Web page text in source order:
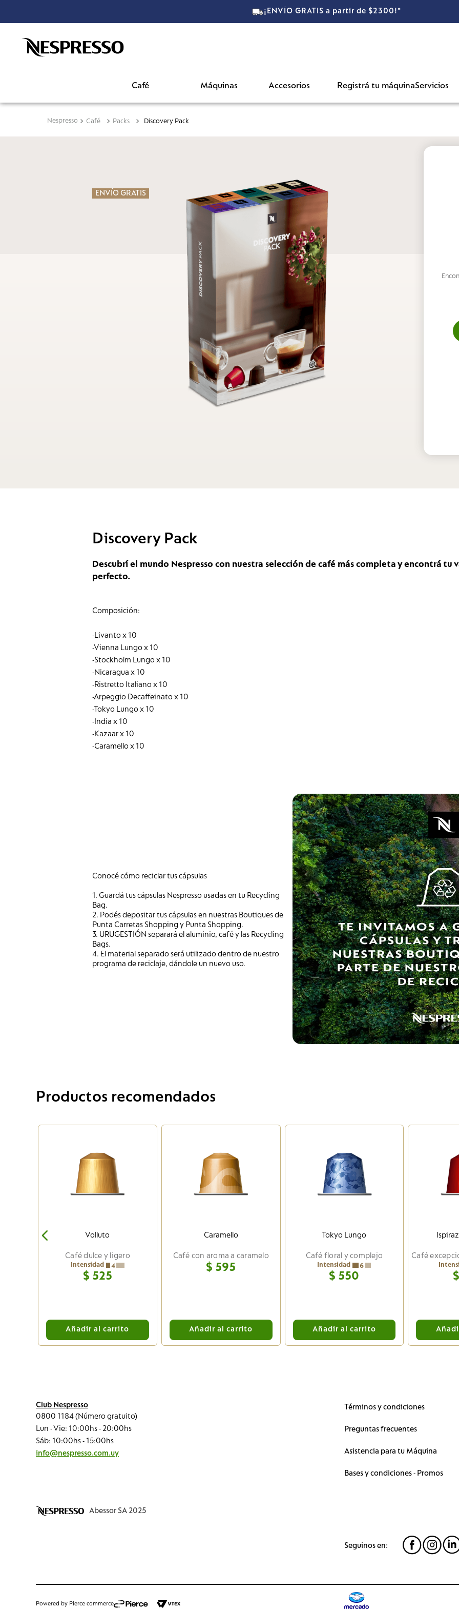
Café Máquinas Accesorios Registrá tu máquinaServicios
Café Packs Discovery Pack
ENVÍO GRATIS
Discovery Pack
Descubrí el mundo Nespresso con nuestra selección de café más completa y encontrá
perfecto.
Composición:
-Livanto x 10
-Vienna Lungo x 10
-Stockholm Lungo x 10
-Nicaragua x 10
-Ristretto Italiano x 10
-Arpeggio Decaffeinato x 10
-Tokyo Lungo x 10
-India x 10
-Kazaar x 10
-Caramello x 10
Conocé cómo reciclar tus cápsulas
1. Guardá tus cápsulas Nespresso usadas en tu Recycling
Bag.
2. Podés depositar tus cápsulas en nuestras Boutiques de
Punta Carretas Shopping y Punta Shopping.
3. URUGESTIÓN separará el aluminio, café y las Recycling
Bags.
4. El material separado será utilizado dentro de nuestro
programa de reciclaje, dándole un nuevo uso.
Productos recomendados
Volluto
Café dulce y ligero
Intensidad 4
$ 525
Añadir al carrito
Caramello
Café con aroma a caramelo
$ 595
Añadir al carrito
Tokyo Lungo
Café floral y complejo
Intensidad 6
$ 550
Añadir al carrito
Club Nespresso
0800 1184 (Número gratuito)
Lun - Vie: 10:00hs - 20:00hs
Sáb: 10:00hs - 15:00hs
info@nespresso.com.uy
Abessor SA 2025
Términos y condiciones
Preguntas frecuentes
Asistencia para tu Máquina
Bases y condiciones - Promos
Seguinos en:
Powered by Pierce commerce